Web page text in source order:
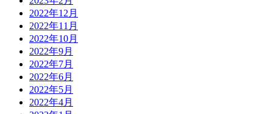
2022年12月
2022年11月
2022年10月
2022年9月
2022年7月
2022年6月
2022年5月
2022年4月